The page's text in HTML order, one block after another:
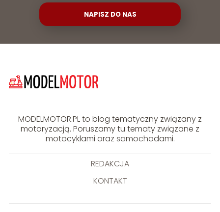
NAPISZ DO NAS
MODELMOTOR.PL to blog tematyczny związany z
motoryzacją. Poruszamy tu tematy związane z
motocyklami oraz samochodami.
REDAKCJA
KONTAKT